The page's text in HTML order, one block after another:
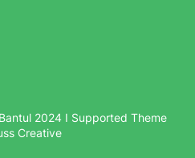
2024 I Supported Theme
Creative